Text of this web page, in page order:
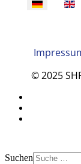
© 2025
Suchen